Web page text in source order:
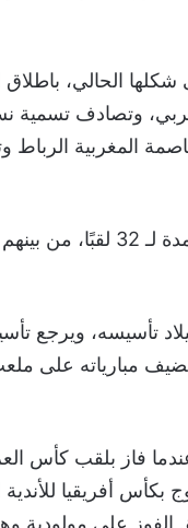
الحالي، باطلاق
المغربية الرباط
بعيد ميلاد تأسيسه،
ويستضيف مبارياته على
لقب محلي تُوج به نادي الرجاء الى عام 1974، عندما فاز
قاري فيرجع الى عام 1989، عندما تُوج بكأس أفريقيا
الفوز على مولودية